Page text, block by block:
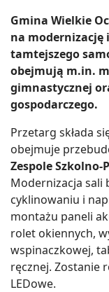
Gmina Wielkie
na
tamtejszego
obejmują m.in.
gimnastycznej
gospodarczego.
Przetarg składa
obejmuje
Zespole
Modernizacja sali
cyklinowaniu i
montażu paneli
rolet okiennych,
wspinaczkowej,
ręcznej. Zostanie
LEDowe.